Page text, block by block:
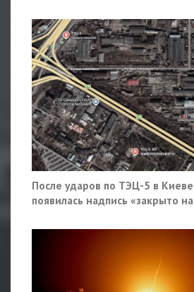
После ударов по ТЭЦ-5 в
появилась надпись «закрыто